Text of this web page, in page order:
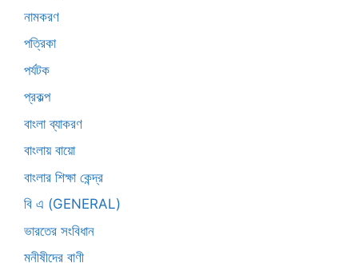
নামকরণ
পত্রিকা
পর্যটক
প্রকল্প
বাংলা ব্যাকরণ
বাংলায় বায়ো
বাংলার শিক্ষা কেন্দ্র
বি এ (GENERAL)
ভারতের সংবিধান
মনীষীদের বাণী